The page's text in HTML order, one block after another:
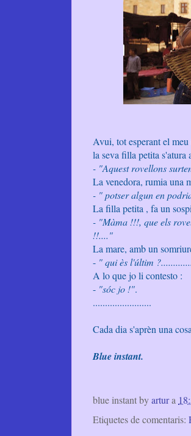
Avui, tot esperant el
la seva filla petita s'atura
- "Aquest rovellons
La venedora, rumia una
- " potser algun en
La filla petita , fa un
- "Màma !!!, que els
!!...."
La mare, amb un
- " qui ès l'últim
A lo que jo li contesto :
- "sóc jo !".
........................
Cada dia s'aprèn una
Blue instant.
blue instant byartura
Etiquetes de comentaris: